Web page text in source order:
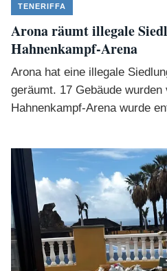
TENERIFFA
Arona räumt illegale
Hahnenkampf-Arena
Arona hat eine illegale
geräumt. 17 Gebäude
Hahnenkampf-Arena wurde